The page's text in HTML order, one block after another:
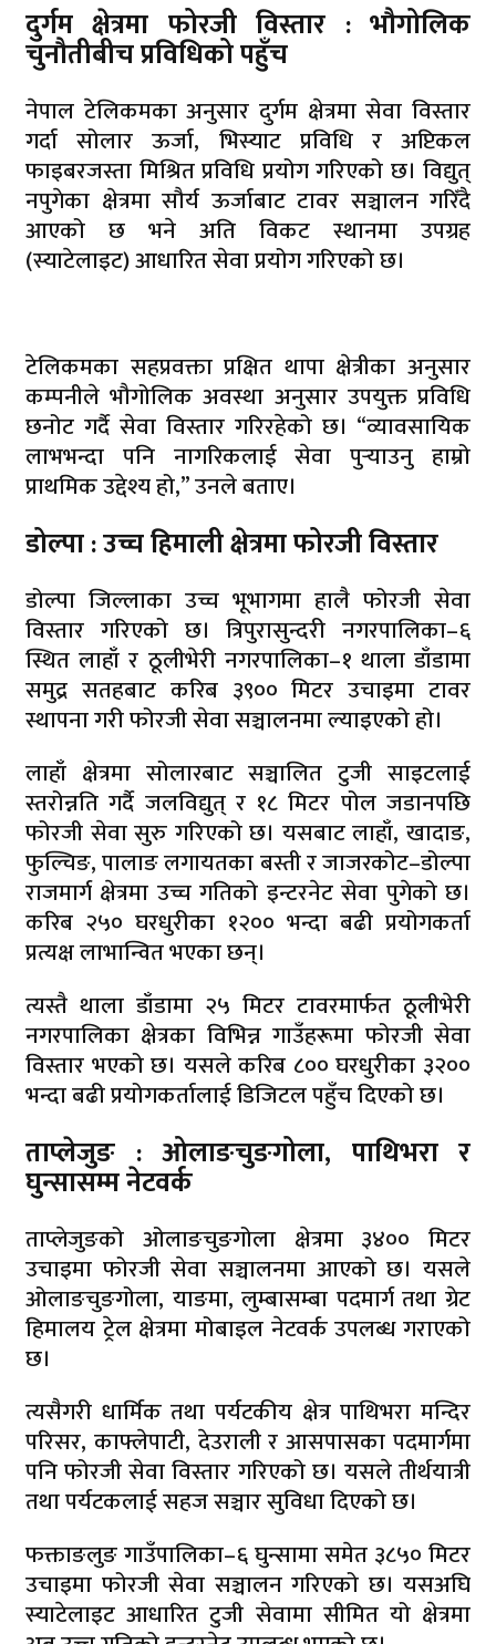
दुर्गम क्षेत्रमा फोरजी विस्तार : भौगोलिक
चुनौतीबीच प्रविधिको पहुँच
नेपाल टेलिकमका अनुसार दुर्गम क्षेत्रमा सेवा विस्तार
गर्दा सोलार ऊर्जा, भिस्याट प्रविधि र अप्टिकल
फाइबरजस्ता मिश्रित प्रविधि प्रयोग गरिएको छ। विद्युत्
नपुगेका क्षेत्रमा सौर्य ऊर्जाबाट टावर सञ्चालन गरिँदै
आएको छ भने अति विकट स्थानमा उपग्रह
(स्याटेलाइट) आधारित सेवा प्रयोग गरिएको छ।
टेलिकमका सहप्रवक्ता प्रक्षित थापा क्षेत्रीका अनुसार
कम्पनीले भौगोलिक अवस्था अनुसार उपयुक्त प्रविधि
छनोट गर्दै सेवा विस्तार गरिरहेको छ। “व्यावसायिक
लाभभन्दा पनि नागरिकलाई सेवा पुर्‍याउनु हाम्रो
प्राथमिक उद्देश्य हो,” उनले बताए।
डोल्पा : उच्च हिमाली क्षेत्रमा फोरजी विस्तार
डोल्पा जिल्लाका उच्च भूभागमा हालै फोरजी सेवा
विस्तार गरिएको छ। त्रिपुरासुन्दरी नगरपालिका–६
स्थित लाहाँ र ठूलीभेरी नगरपालिका–१ थाला डाँडामा
समुद्र सतहबाट करिब ३९०० मिटर उचाइमा टावर
स्थापना गरी फोरजी सेवा सञ्चालनमा ल्याइएको हो।
लाहाँ क्षेत्रमा सोलारबाट सञ्चालित टुजी साइटलाई
स्तरोन्नति गर्दै जलविद्युत् र १८ मिटर पोल जडानपछि
फोरजी सेवा सुरु गरिएको छ। यसबाट लाहाँ, खादाङ,
फुल्चिङ, पालाङ लगायतका बस्ती र जाजरकोट–डोल्पा
राजमार्ग क्षेत्रमा उच्च गतिको इन्टरनेट सेवा पुगेको छ।
करिब २५० घरधुरीका १२०० भन्दा बढी प्रयोगकर्ता
प्रत्यक्ष लाभान्वित भएका छन्।
त्यस्तै थाला डाँडामा २५ मिटर टावरमार्फत ठूलीभेरी
नगरपालिका क्षेत्रका विभिन्न गाउँहरूमा फोरजी सेवा
विस्तार भएको छ। यसले करिब ८०० घरधुरीका ३२००
भन्दा बढी प्रयोगकर्तालाई डिजिटल पहुँच दिएको छ।
ताप्लेजुङ : ओलाङचुङगोला, पाथिभरा र
घुन्सासम्म नेटवर्क
ताप्लेजुङको ओलाङचुङगोला क्षेत्रमा ३४०० मिटर
उचाइमा फोरजी सेवा सञ्चालनमा आएको छ। यसले
ओलाङचुङगोला, याङमा, लुम्बासम्बा पदमार्ग तथा ग्रेट
हिमालय ट्रेल क्षेत्रमा मोबाइल नेटवर्क उपलब्ध गराएको
छ।
त्यसैगरी धार्मिक तथा पर्यटकीय क्षेत्र पाथिभरा मन्दिर
परिसर, काफ्लेपाटी, देउराली र आसपासका पदमार्गमा
पनि फोरजी सेवा विस्तार गरिएको छ। यसले तीर्थयात्री
तथा पर्यटकलाई सहज सञ्चार सुविधा दिएको छ।
फक्ताङलुङ गाउँपालिका–६ घुन्सामा समेत ३८५० मिटर
उचाइमा फोरजी सेवा सञ्चालन गरिएको छ। यसअघि
स्याटेलाइट आधारित टुजी सेवामा सीमित यो क्षेत्रमा